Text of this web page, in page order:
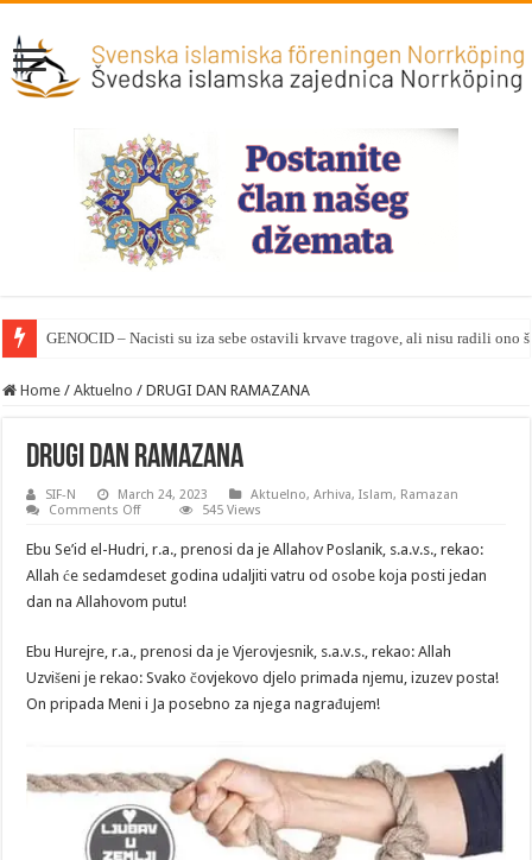
GENOCID – Nacisti su iza sebe ostavili krvave tragove, ali nisu radili
Home / Aktuelno / DRUGI DAN RAMAZANA
DRUGI DAN RAMAZANA
SIF-N March 24, 2023 Aktuelno,Arhiva,Islam, Ramazan
Comments Offon
DAN
RAMAZANA
545 Views
Ebu Se’id el-Hudri, r.a., prenosi da je Allahov Poslanik, s.a.v.s., rekao:
Allah će sedamdeset godina udaljiti vatru od osobe koja posti jedan
dan na Allahovom putu!
Ebu Hurejre, r.a., prenosi da je Vjerovjesnik, s.a.v.s., rekao: Allah
Uzvišeni je rekao: Svako čovjekovo djelo primada njemu, izuzev posta!
On pripada Meni i Ja posebno za njega nagrađujem!